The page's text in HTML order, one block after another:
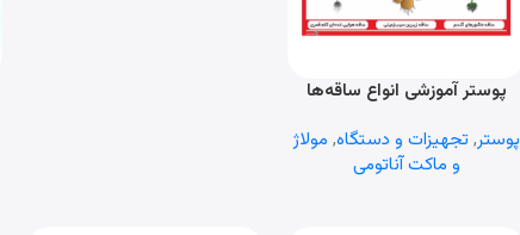
اطلاعات بیشتر
پوستر آموزشی انواع ساقه‌ها
پوستر, تجهیزات و دستگاه, مولاژ
و ماکت آناتومی